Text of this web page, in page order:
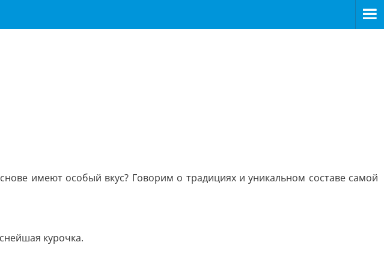
имеют особый вкус? Говорим о традициях и уникальном составе самой
курочка.